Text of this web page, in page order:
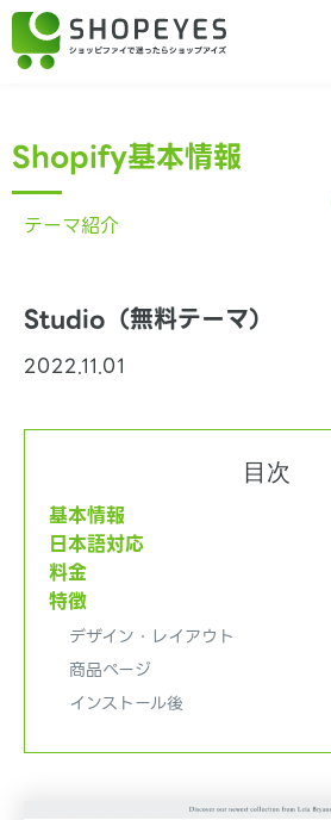
Shopify基本情報
テーマ紹介
Studio（無料テーマ）
2022.11.01
目次
基本情報
日本語対応
料金
特徴
デザイン・レイアウト
商品ページ
インストール後